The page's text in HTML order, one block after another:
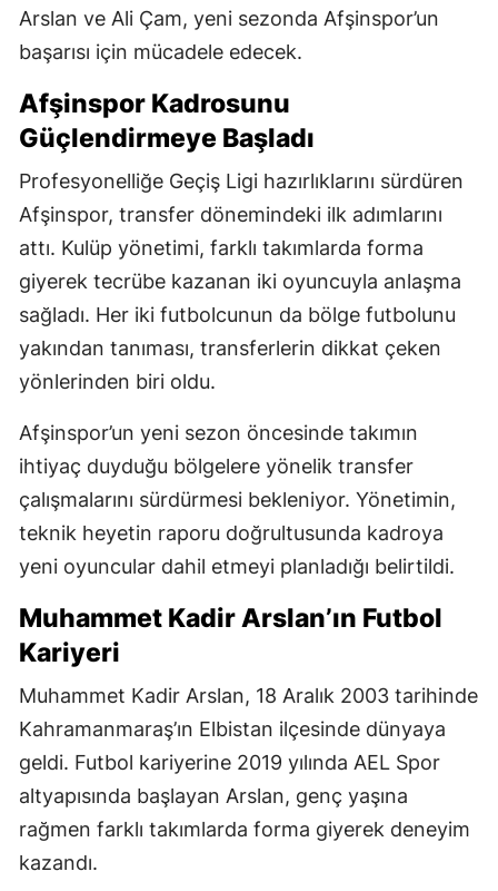
Arslan ve Ali Çam, yeni sezonda Afşinspor’un
başarısı için mücadele edecek.
Afşinspor Kadrosunu
Güçlendirmeye Başladı
Profesyonelliğe Geçiş Ligi hazırlıklarını sürdüren
Afşinspor, transfer dönemindeki ilk adımlarını
attı. Kulüp yönetimi, farklı takımlarda forma
giyerek tecrübe kazanan iki oyuncuyla anlaşma
sağladı. Her iki futbolcunun da bölge futbolunu
yakından tanıması, transferlerin dikkat çeken
yönlerinden biri oldu.
Afşinspor’un yeni sezon öncesinde takımın
ihtiyaç duyduğu bölgelere yönelik transfer
çalışmalarını sürdürmesi bekleniyor. Yönetimin,
teknik heyetin raporu doğrultusunda kadroya
yeni oyuncular dahil etmeyi planladığı belirtildi.
Muhammet Kadir Arslan’ın Futbol
Kariyeri
Muhammet Kadir Arslan, 18 Aralık 2003 tarihinde
Kahramanmaraş’ın Elbistan ilçesinde dünyaya
geldi. Futbol kariyerine 2019 yılında AEL Spor
altyapısında başlayan Arslan, genç yaşına
rağmen farklı takımlarda forma giyerek deneyim
kazandı.